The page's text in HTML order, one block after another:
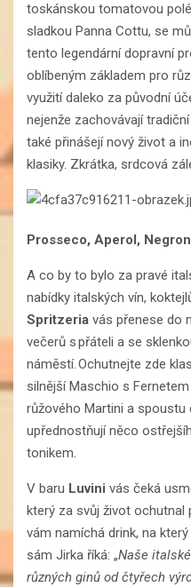
toskánskou tomatovou
sladkou Panna Cottu, se
tento legendární dopravní
oblíbeným základem pro
využití daleko za původní
nejenže zachovávají
také přinášejí nový život a
klasiky. Zkrátka, srdcová
Prosseco, Aperol,
A co by to bylo za pravé
nabídky italských vín,
Spritzeria vás přenese do
večerů s přáteli a se
náměstí. Ochutnejte zde
silnější Maschio s
růžového Martini a spoustu
upřednostňují něco
tonikem.
V baru Luvini vás čeká
který za svůj život ochutnal
vám namíchá drink, na
sám Jirka říká: „Naše
různých ginů od čtyřech